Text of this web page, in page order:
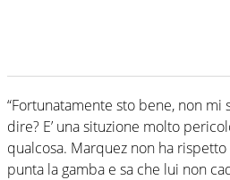
“Fortunatamente sto bene, non mi
dire? E’ una situzione molto
qualcosa. Marquez non ha
punta la gamba e sa che lui non